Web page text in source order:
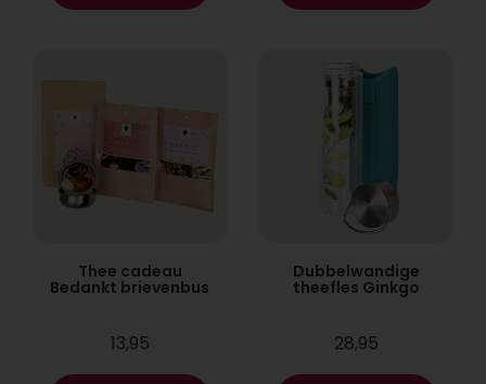
Thee cadeau
Bedankt brievenbus
13,95
Dubbelwandige
theefles Ginkgo
28,95